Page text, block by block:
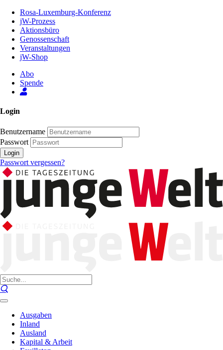
Inhalt
Seite
Rosa-Luxemburg-Konferenz
jW-Prozess
Aktionsbüro
Genossenschaft
Veranstaltungen
jW-Shop
Abo
Spende
Login
Benutzername
Passwort
Login
Passwort vergessen?
Ausgaben
Inland
Ausland
Kapital & Arbeit